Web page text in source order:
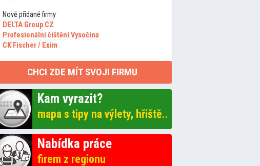
Nově přidané firmy
DELTA Group CZ
Profesionální čištění Vysočina
CK Fischer / Exim
CHCI ZDE MÍT SVOJI FIRMU
Kam vyrazit?
mapa s tipy na výlety, hřiště..
Nabídka práce
firem z regionu